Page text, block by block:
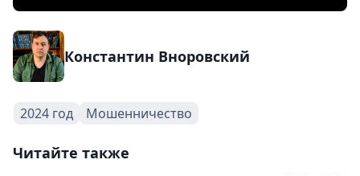
Константин Вноровский
2024 год Мошенничество
Читайте также